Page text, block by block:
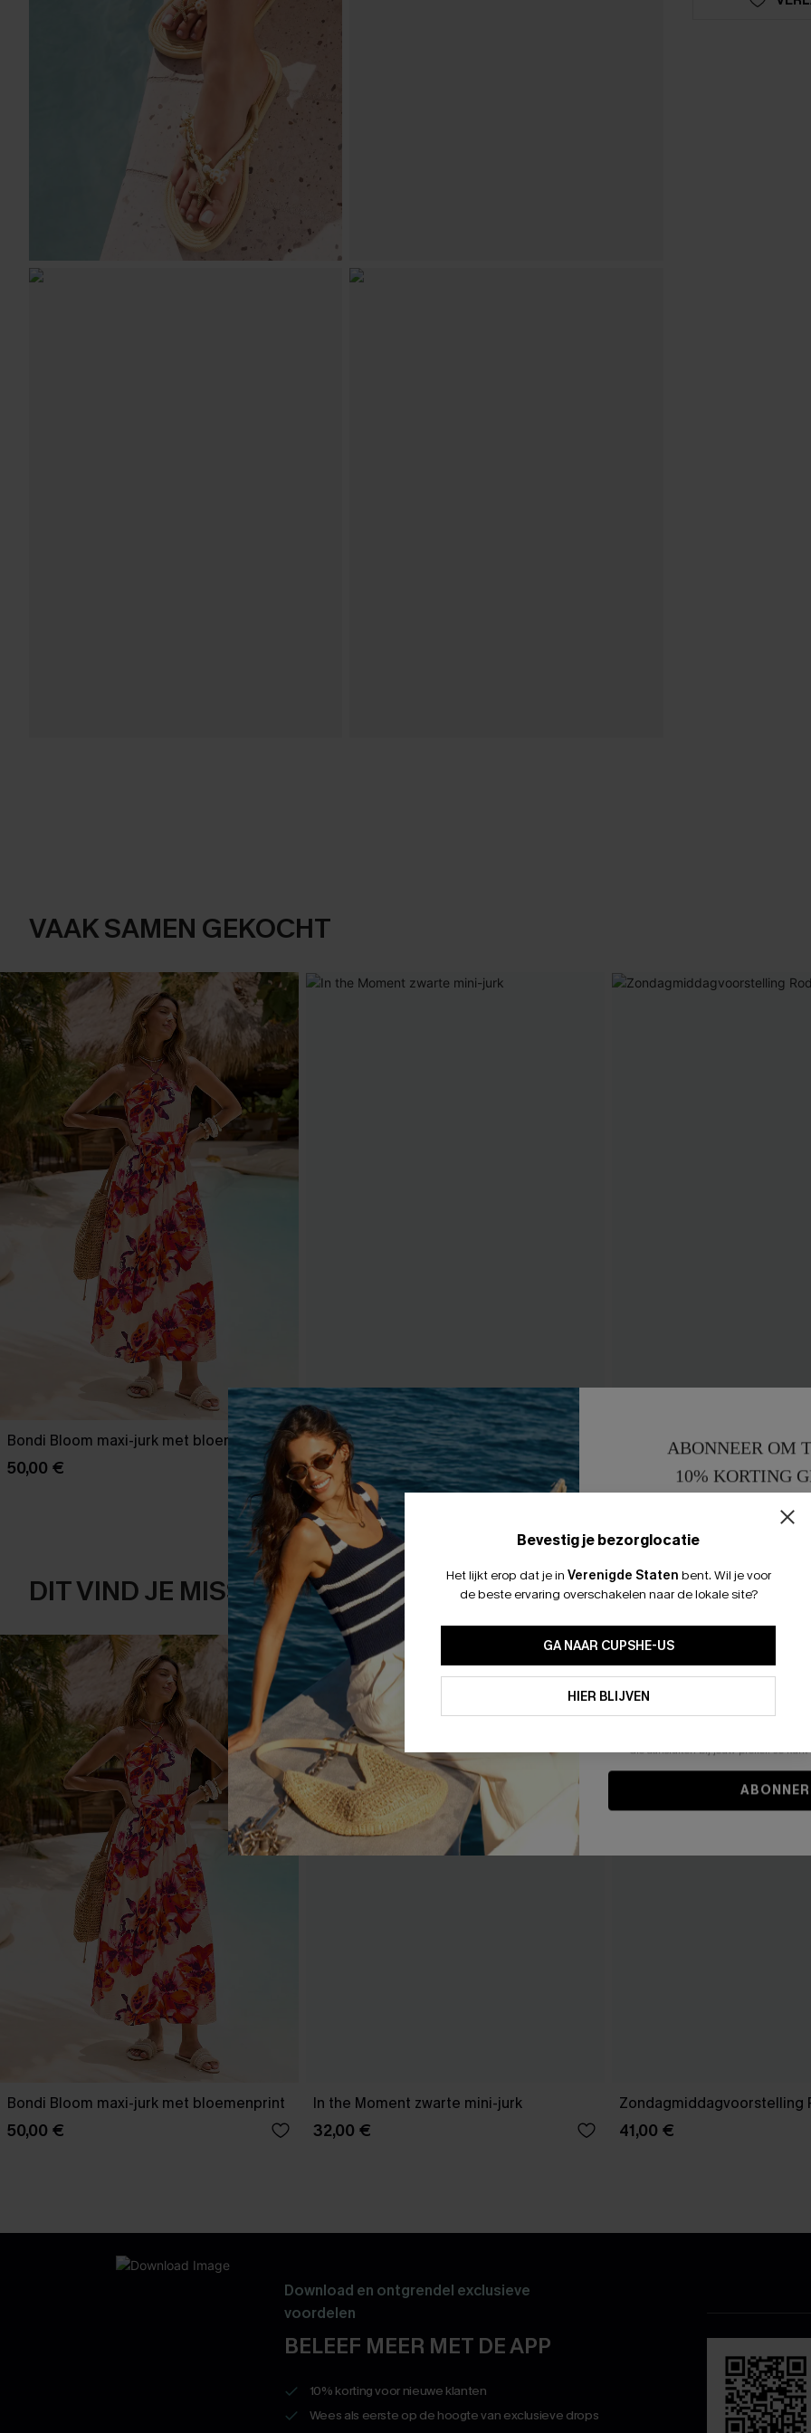
VAAK SAMEN GEKOCHT
Bondi Bloom maxi-jurk met bloemenprint
50,00 €
In the Moment zwarte mini-jurk
32,00 €
Zondagmiddagvoorstelling
DIT VIND JE MISSCHIEN OOK LEUK
Bondi Bloom maxi-jurk met bloemenprint
50,00 €
In the Moment zwarte mini-jurk
32,00 €
Zondagmiddagvoorstelling
41,00 €
Download en ontgrendel exclusieve
voordelen
BELEEF MEER MET DE APP
10% korting voor nieuwe klanten
Wees als eerste op de hoogte van exclusieve drops
Bevestig je bezorglocatie
Het lijkt erop dat je in Verenigde Staten bent. Wil je voor
de beste ervaring overschakelen naar de lokale site?
GA NAAR CUPSHE-US
HIER BLIJVEN
ABONNEER OM
10% KORTING
15%
Door je contactgegevens in te
Algemene
stemt er tevens mee in om
en gepersonaliseerde
winkelwagen) en e-mails van
niet vereist voor een aankoop. We
informatie gebruiken om producten
die aansluiten bij jouw profiel. Je